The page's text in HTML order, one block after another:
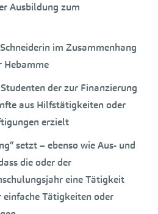
Ausbildung zum
im Zusammenhang
Hebamme
der zur Finanzierung
aus Hilfstätigkeiten oder
erzielt
setzt – ebenso wie Aus- und
die oder der
eine Tätigkeit
Tätigkeiten oder